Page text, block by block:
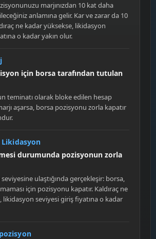
marjınızdan 10 kat daha
anlamına gelir. Kar ve zarar da 10
ne kadar yüksekse, likidasyon
o kadar yakın olur.
için borsa tarafından tutulan
teminatı olarak bloke edilen hesap
aşarsa, borsa pozisyonu zorla kapatır
durumunda pozisyonun zorla
ulaştığında gerçekleşir: borsa,
için pozisyonu kapatır. Kaldıraç ne
likidasyon seviyesi giriş fiyatına o kadar